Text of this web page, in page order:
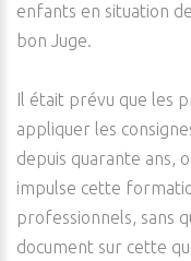
enfants en situation
bon Juge.
Il était prévu que les
appliquer les
depuis quarante ans,
impulse cette
professionnels, sans
document sur cette